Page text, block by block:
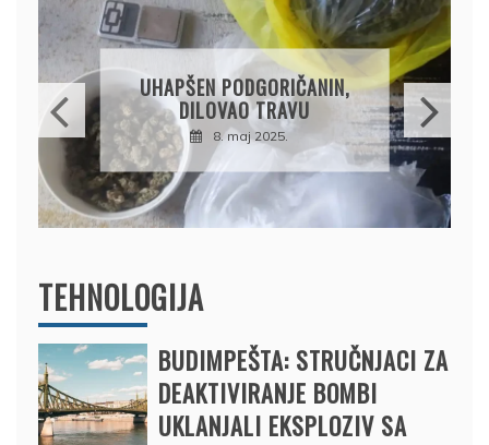
UHAPŠEN PODGORIČANIN,
DILOVAO TRAVU
8. maj 2025.
TEHNOLOGIJA
BUDIMPEŠTA: STRUČNJACI ZA
DEAKTIVIRANJE BOMBI
UKLANJALI EKSPLOZIV SA